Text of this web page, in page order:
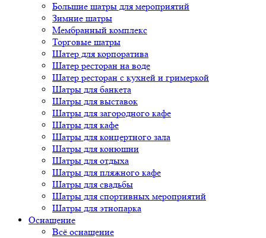
Большие шатры для мероприятий
Зимние шатры
Мембранный комплекс
Торговые шатры
Шатер для корпоратива
Шатер ресторан на воде
Шатер ресторан с кухней и гримеркой
Шатры для банкета
Шатры для выставок
Шатры для загородного кафе
Шатры для кафе
Шатры для концертного зала
Шатры для конюшни
Шатры для отдыха
Шатры для пляжного кафе
Шатры для свадьбы
Шатры для спортивных мероприятий
Шатры для этнопарка
Оснащение
Всё оснащение